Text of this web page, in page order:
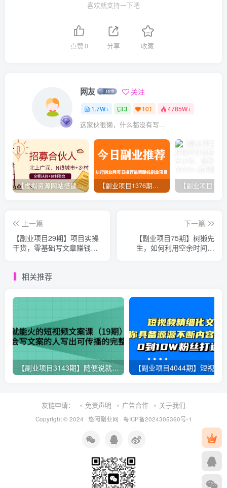
喜欢就支持一下吧
点赞0 分享 收藏
网友 关注
1.7W+ 3 101 4785W+
这家伙很懒，什么都没有写...
【虚拟资源网站搭建服务】加盟本站系统，做一个和本站一样的独立网站，躺赚的项目 【副业项目1376期】龟课最新闲鱼项目玩法实战教程_全新升级月收益几千到几万
上一篇
【副业项目29期】项目实操
干货，零基础写文章赚钱
下一篇
【副业项目75期】树獭先
生，如何利用空余时间写
相关推荐
【副业项目3143期】随便说就能火的短视频文案课：让不会写文案的人写出可传播的完整文案
友链申请： 免责声明 广告合作 关于我们
Copyright © 2024 · 悠闲副业网 · 粤ICP备2024305360号-1